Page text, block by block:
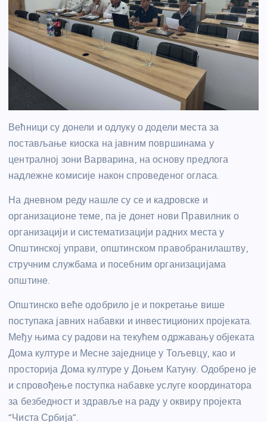
Већници су донели и одлуку о додели места за
постављање киоска на јавним површинама у
централној зони Варварина, на основу предлога
надлежне комисије након спроведеног огласа.
На дневном реду нашле су се и кадровске и
организационе теме, па је донет нови Правилник о
организацији и систематизацији радних места у
Општинској управи, општинском правобранилаштву,
стручним службама и посебним организацијама
општине.
Општинско веће одобрило је и покретање више
поступака јавних набавки и инвестиционих пројеката.
Међу њима су радови на текућем одржавању објеката
Дома културе и Месне заједнице у Тољевцу, као и
просторија Дома културе у Доњем Катуну. Одобрено је
и спровођење поступка набавке услуге координатора
за безбедност и здравље на раду у оквиру пројекта
“Чиста Србија”.